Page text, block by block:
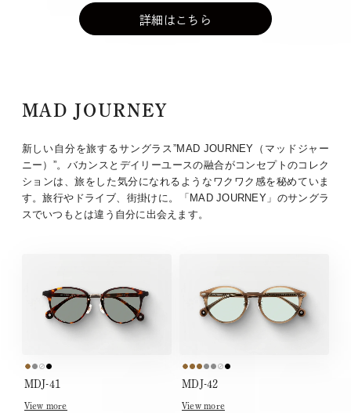
詳細はこちら
MAD JOURNEY
新しい自分を旅するサングラス”MAD JOURNEY（マッドジャー
ニー）”。バカンスとデイリーユースの融合がコンセプトのコレク
ションは、旅をした気分になれるようなワクワク感を秘めていま
す。旅行やドライブ、街掛けに。「MAD JOURNEY」のサングラ
スでいつもとは違う自分に出会えます。
MDJ-41
View more
MDJ-42
View more